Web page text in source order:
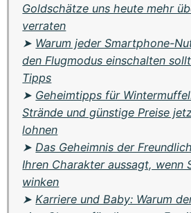
Goldschätze uns heute mehr
verraten
➤ Warum jeder Smartphone-
den Flugmodus einschalten
Tipps
➤ Geheimtipps für
Strände und günstige Preise
lohnen
➤ Das Geheimnis der
Ihren Charakter aussagt, wenn
winken
➤ Karriere und Baby: Warum